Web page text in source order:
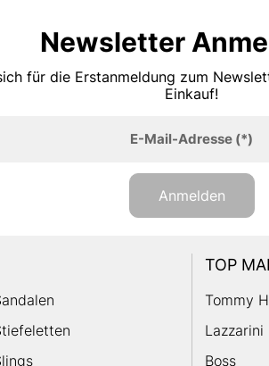
Newsletter
für die Erstanmeldung zum
Einkauf!
E-Mail-Adresse(*)
Anmelden
TOP
Tommy
Lazzarini
Boss